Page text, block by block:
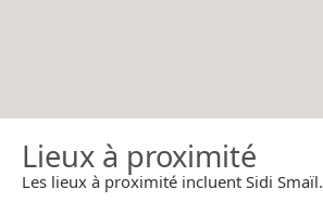
Lieux à proximité
Les lieux à proximité incluent Sidi Smaïl.